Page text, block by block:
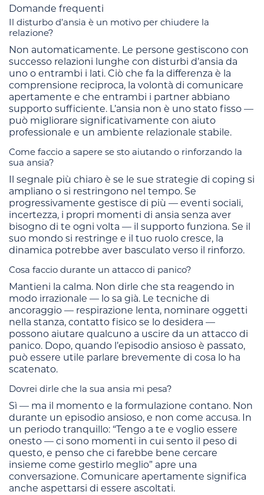
Domande frequenti
Il disturbo d’ansia è un motivo per chiudere la
relazione?
Non automaticamente. Le persone gestiscono con
successo relazioni lunghe con disturbi d’ansia da
uno o entrambi i lati. Ciò che fa la differenza è la
comprensione reciproca, la volontà di comunicare
apertamente e che entrambi i partner abbiano
supporto sufficiente. L’ansia non è uno stato fisso —
può migliorare significativamente con aiuto
professionale e un ambiente relazionale stabile.
Come faccio a sapere se sto aiutando o rinforzando la
sua ansia?
Il segnale più chiaro è se le sue strategie di coping si
ampliano o si restringono nel tempo. Se
progressivamente gestisce di più — eventi sociali,
incertezza, i propri momenti di ansia senza aver
bisogno di te ogni volta — il supporto funziona. Se il
suo mondo si restringe e il tuo ruolo cresce, la
dinamica potrebbe aver basculato verso il rinforzo.
Cosa faccio durante un attacco di panico?
Mantieni la calma. Non dirle che sta reagendo in
modo irrazionale — lo sa già. Le tecniche di
ancoraggio — respirazione lenta, nominare oggetti
nella stanza, contatto fisico se lo desidera —
possono aiutare qualcuno a uscire da un attacco di
panico. Dopo, quando l’episodio ansioso è passato,
può essere utile parlare brevemente di cosa lo ha
scatenato.
Dovrei dirle che la sua ansia mi pesa?
Sì — ma il momento e la formulazione contano. Non
durante un episodio ansioso, e non come accusa. In
un periodo tranquillo: “Tengo a te e voglio essere
onesto — ci sono momenti in cui sento il peso di
questo, e penso che ci farebbe bene cercare
insieme come gestirlo meglio” apre una
conversazione. Comunicare apertamente significa
anche aspettarsi di essere ascoltati.